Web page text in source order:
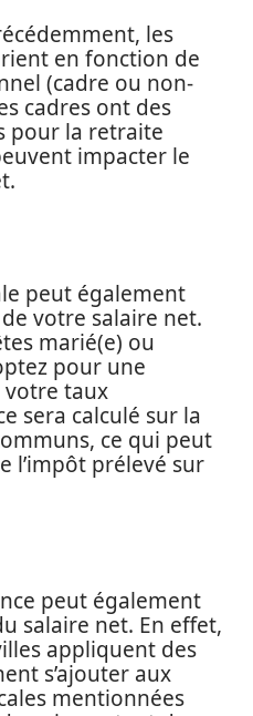
les
en fonction de
(cadre ou non-
cadres ont des
pour la retraite
impacter le
peut également
votre salaire net.
marié(e) ou
pour une
taux
sera calculé sur la
ce qui peut
l’impôt prélevé sur
peut également
salaire net. En effet,
appliquent des
s’ajouter aux
mentionnées